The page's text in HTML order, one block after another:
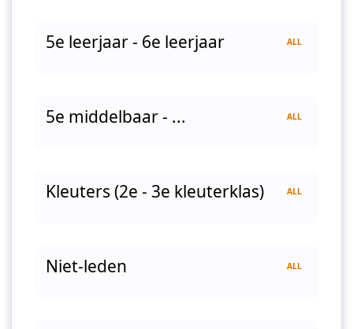
ALL
5e leerjaar - 6e leerjaar
ALL
5e middelbaar - ...
ALL
Kleuters (2e - 3e kleuterklas)
ALL
Niet-leden